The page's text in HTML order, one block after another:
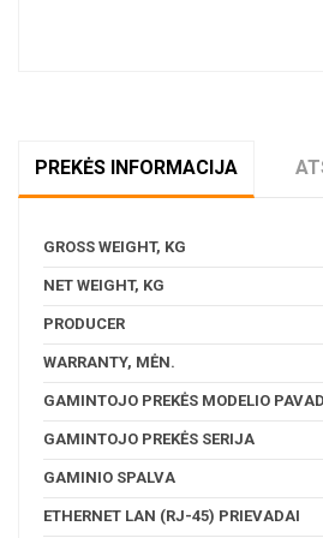
PREKĖS INFORMACIJA
GROSS WEIGHT, KG
NET WEIGHT, KG
PRODUCER
WARRANTY, MĖN.
GAMINTOJO PREKĖS MODELIO
GAMINTOJO PREKĖS SERIJA
GAMINIO SPALVA
ETHERNET LAN (RJ-45) PRIEVADAI